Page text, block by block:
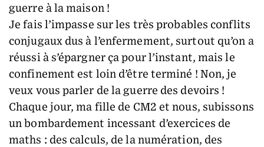
guerre à la maison !
Je fais l’impasse sur les très probables conflits
conjugaux dus à l’enfermement, surtout qu’on a
réussi à s’épargner ça pour l’instant, mais le
confinement est loin d’être terminé ! Non, je
veux vous parler de la guerre des devoirs !
Chaque jour, ma fille de CM2 et nous, subissons
un bombardement incessant d’exercices de
maths : des calculs, de la numération, des